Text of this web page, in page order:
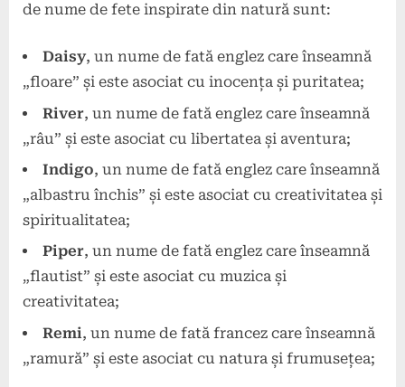
de nume de fete inspirate din natură sunt:
Daisy, un nume de fată englez care înseamnă
„floare” și este asociat cu inocența și puritatea;
River, un nume de fată englez care înseamnă
„râu” și este asociat cu libertatea și aventura;
Indigo, un nume de fată englez care înseamnă
„albastru închis” și este asociat cu creativitatea și
spiritualitatea;
Piper, un nume de fată englez care înseamnă
„flautist” și este asociat cu muzica și
creativitatea;
Remi, un nume de fată francez care înseamnă
„ramură” și este asociat cu natura și frumusețea;